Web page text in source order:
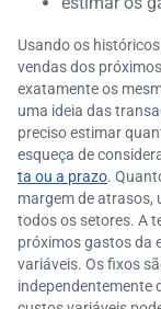
Usando os
vendas dos
exatamente os
uma ideia das
preciso estimar
esqueça de
ta ou a prazo.
margem de atrasos,
todos os setores. A
próximos gastos da
variáveis. Os fixos
independentemente